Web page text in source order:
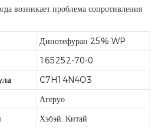
возникает проблема сопротивления
Динотефуран 25% WP
165252-70-0
C7H14N4O3
Агеруо
Хэбэй, Китай